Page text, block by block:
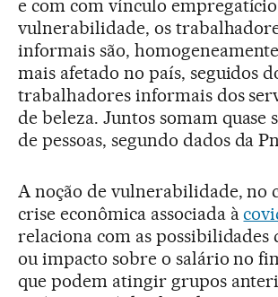
e com com vínculo
vulnerabilidade, os
informais são,
mais afetado no país, seguidos
trabalhadores informais dos
de beleza. Juntos somam quase
de pessoas, segundo dados da
A noção de vulnerabilidade, no
crise econômica associada à
relaciona com as possibilidades
ou impacto sobre o salário no
que podem atingir grupos